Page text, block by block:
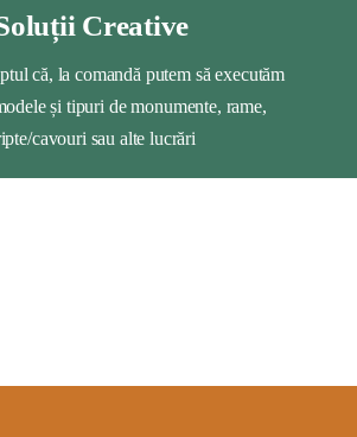
Creative
că, la comandă putem să executăm
și tipuri de monumente, rame,
cavouri sau alte lucrări